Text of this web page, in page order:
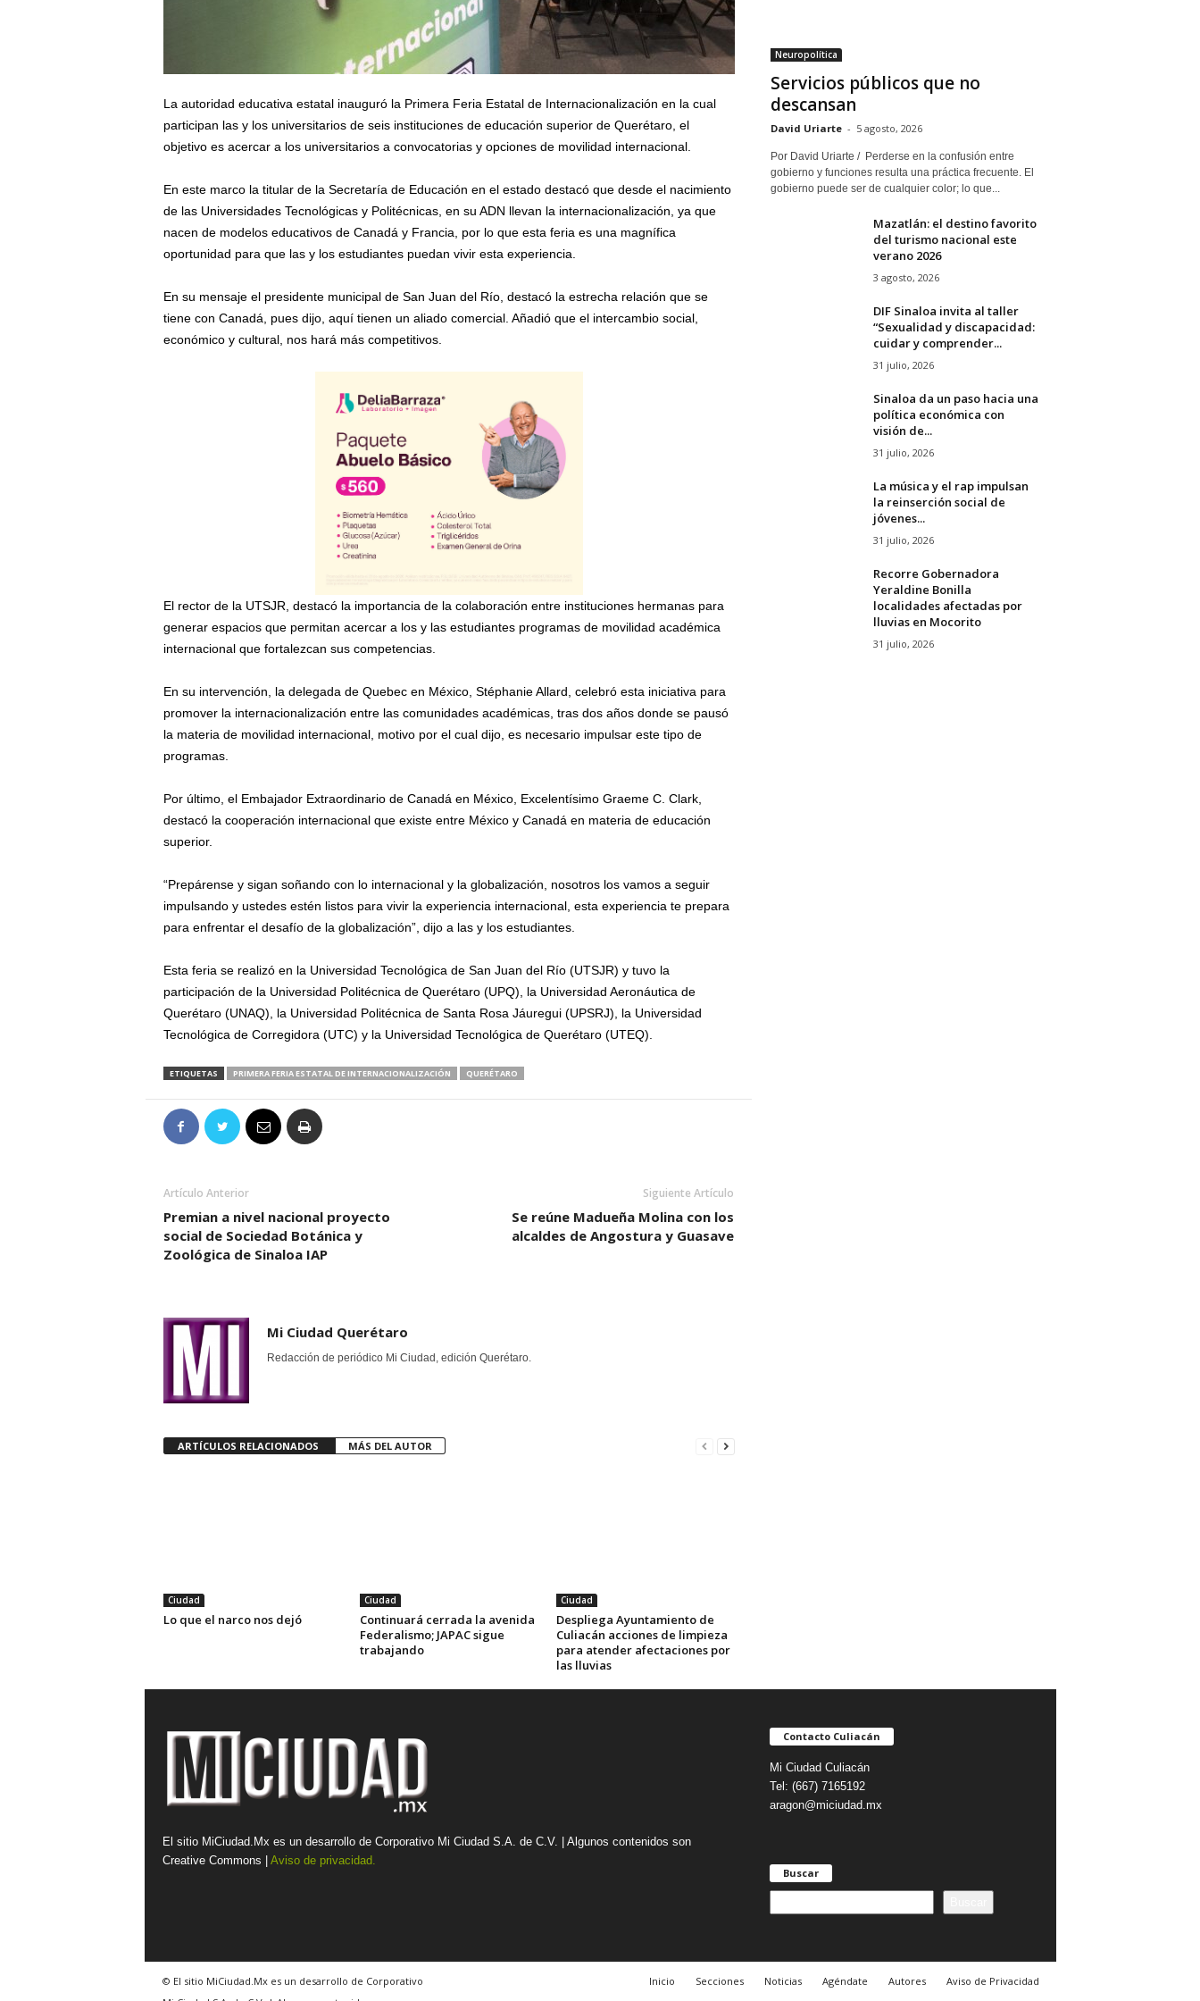
La autoridad educativa estatal inauguró la Primera Feria Estatal de Internacionalización en la cual
participan las y los universitarios de seis instituciones de educación superior de Querétaro, el
objetivo es acercar a los universitarios a convocatorias y opciones de movilidad internacional.
En este marco la titular de la Secretaría de Educación en el estado destacó que desde el nacimiento
de las Universidades Tecnológicas y Politécnicas, en su ADN llevan la internacionalización, ya que
nacen de modelos educativos de Canadá y Francia, por lo que esta feria es una magnífica
oportunidad para que las y los estudiantes puedan vivir esta experiencia.
En su mensaje el presidente municipal de San Juan del Río, destacó la estrecha relación que se
tiene con Canadá, pues dijo, aquí tienen un aliado comercial. Añadió que el intercambio social,
económico y cultural, nos hará más competitivos.
El rector de la UTSJR, destacó la importancia de la colaboración entre instituciones hermanas para
generar espacios que permitan acercar a los y las estudiantes programas de movilidad académica
internacional que fortalezcan sus competencias.
En su intervención, la delegada de Quebec en México, Stéphanie Allard, celebró esta iniciativa para
promover la internacionalización entre las comunidades académicas, tras dos años donde se pausó
la materia de movilidad internacional, motivo por el cual dijo, es necesario impulsar este tipo de
programas.
Por último, el Embajador Extraordinario de Canadá en México, Excelentísimo Graeme C. Clark,
destacó la cooperación internacional que existe entre México y Canadá en materia de educación
superior.
“Prepárense y sigan soñando con lo internacional y la globalización, nosotros los vamos a seguir
impulsando y ustedes estén listos para vivir la experiencia internacional, esta experiencia te prepara
para enfrentar el desafío de la globalización”, dijo a las y los estudiantes.
Esta feria se realizó en la Universidad Tecnológica de San Juan del Río (UTSJR) y tuvo la
participación de la Universidad Politécnica de Querétaro (UPQ), la Universidad Aeronáutica de
Querétaro (UNAQ), la Universidad Politécnica de Santa Rosa Jáuregui (UPSRJ), la Universidad
Tecnológica de Corregidora (UTC) y la Universidad Tecnológica de Querétaro (UTEQ).
ETIQUETAS PRIMERA FERIA ESTATAL DE INTERNACIONALIZACIÓN QUERÉTARO
Artículo Anterior
Premian a nivel nacional proyecto
social de Sociedad Botánica y
Zoológica de Sinaloa IAP
Siguiente Artículo
Se reúne Madueña Molina con los
alcaldes de Angostura y Guasave
Mi Ciudad Querétaro
Redacción de periódico Mi Ciudad, edición Querétaro.
ARTÍCULOS RELACIONADOS MÁS DEL AUTOR
Ciudad
Lo que el narco nos dejó
Ciudad
Continuará cerrada la avenida
Federalismo; JAPAC sigue
trabajando
Ciudad
Despliega Ayuntamiento de
Culiacán acciones de limpieza
para atender afectaciones por
las lluvias
Neuropolítica
Servicios públicos que no
descansan
David Uriarte - 5 agosto, 2026
Por David Uriarte / Perderse en la confusión entre
gobierno y funciones resulta una práctica frecuente. El
gobierno puede ser de cualquier color; lo que...
Mazatlán: el destino favorito
del turismo nacional este
verano 2026
3 agosto, 2026
DIF Sinaloa invita al taller
“Sexualidad y discapacidad:
cuidar y comprender...
31 julio, 2026
Sinaloa da un paso hacia una
política económica con
visión de...
31 julio, 2026
La música y el rap impulsan
la reinserción social de
jóvenes...
31 julio, 2026
Recorre Gobernadora
Yeraldine Bonilla
localidades afectadas por
lluvias en Mocorito
31 julio, 2026
El sitio MiCiudad.Mx es un desarrollo de Corporativo Mi Ciudad S.A. de C.V. | Algunos contenidos son
Creative Commons | Aviso de privacidad.
Contacto Culiacán
Mi Ciudad Culiacán
Tel: (667) 7165192
aragon@miciudad.mx
Buscar
u
Inicio Secciones Noticias Agéndate Autores Aviso de Privacidad
© El sitio MiCiudad.Mx es un desarrollo de Corporativo